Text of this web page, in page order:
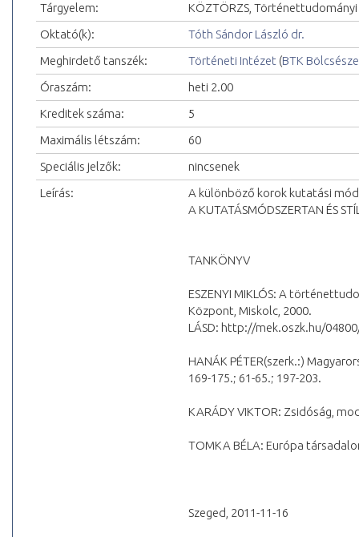
Tárgyelem:
KÖZTÖRZS,
Oktató(k):
Tóth Sándor László dr.
Meghirdető tanszék:
Történeti Intézet (BTK
Óraszám:
heti 2.00
Kreditek száma:
5
Maximális létszám:
60
Speciális jelzők:
nincsenek
Leírás:
A különböző korok kutatási
A KUTATÁSMÓDSZERTAN ÉS
TANKÖNYV
ESZENYI MIKLÓS: A
Központ, Miskolc, 2000.
LÁSD: http://mek.oszk.hu/
HANÁK PÉTER(szerk.:)
169-175.; 61-65.; 197-203.
KARÁDY VIKTOR: Zsidóság,
TOMKA BÉLA: Európa
Szeged, 2011-11-16